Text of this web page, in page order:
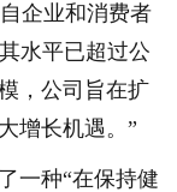
企业和消费者
水平已超过公
，公司旨在扩
增长机遇。”
种“在保持健